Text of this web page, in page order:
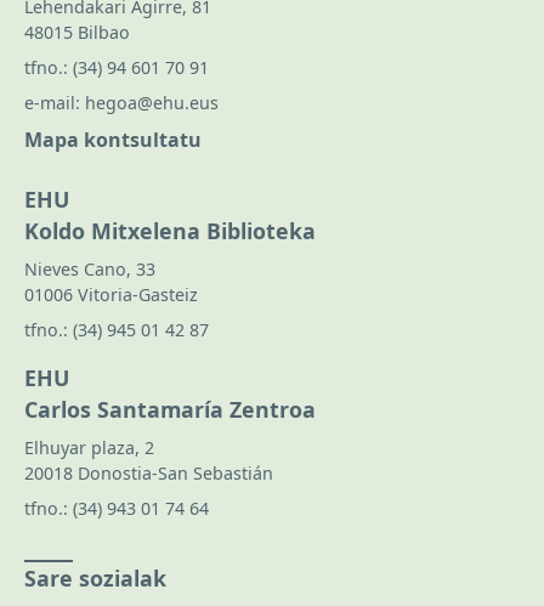
Lehendakari Agirre, 81
48015 Bilbao
tfno.: (34) 94 601 70 91
e-mail: hegoa@ehu.eus
Mapa kontsultatu
EHU
Koldo Mitxelena Biblioteka
Nieves Cano, 33
01006 Vitoria-Gasteiz
tfno.: (34) 945 01 42 87
EHU
Carlos Santamaría Zentroa
Elhuyar plaza, 2
20018 Donostia-San Sebastián
tfno.: (34) 943 01 74 64
Sare sozialak